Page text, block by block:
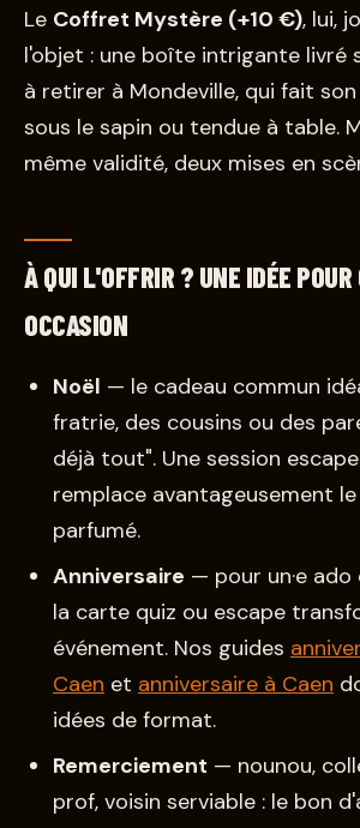
Le Coffret Mystère (+10 €), lui,
l'objet : une boîte intrigante livré
à retirer à Mondeville, qui fait
sous le sapin ou tendue à table.
même validité, deux mises en
À QUI L'OFFRIR ? UNE IDÉE POUR
OCCASION
Noël — le cadeau commun
fratrie, des cousins ou des
déjà tout". Une session
remplace avantageusement
parfumé.
Anniversaire — pour un·e ado
la carte quiz ou escape
événement. Nos guides
Caen et anniversaire à Caen
idées de format.
Remerciement — nounou,
prof, voisin serviable : le bon